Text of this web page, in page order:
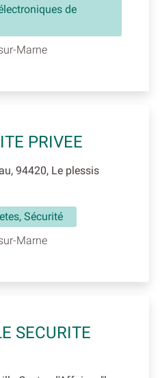
de
Marne
PRIVEE
94420, Le plessis
Sécurité
Marne
SECURITE